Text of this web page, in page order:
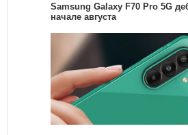
Samsung Galaxy F70 Pro 5G
начале августа